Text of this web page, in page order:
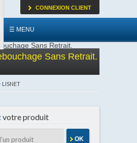
☰ MENU
CONNEXION CLIENT
Sans Retrait.
LISNET
votre produit
OK